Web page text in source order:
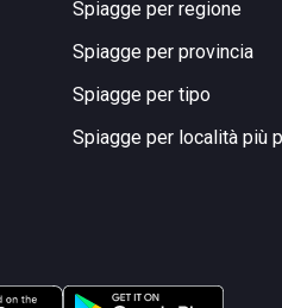
Spiagge per regione
Spiagge per provincia
Spiagge per tipo
Spiagge per località più